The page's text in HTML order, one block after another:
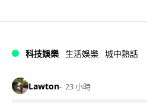
科技娛樂 生活娛樂 城中熱話
Lawton 23 小時